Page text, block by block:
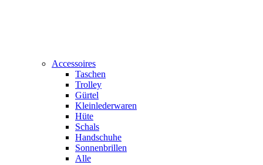
Accessoires
Taschen
Trolley
Gürtel
Kleinlederwaren
Hüte
Schals
Handschuhe
Sonnenbrillen
Alle